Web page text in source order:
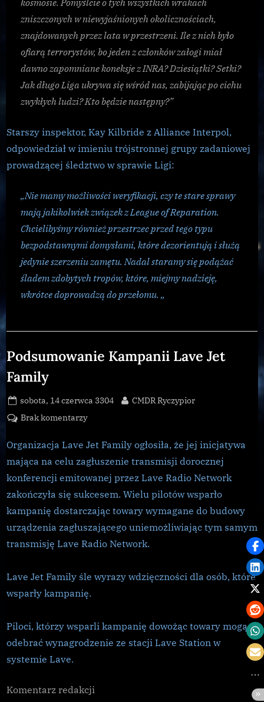
kosmosie. Pomyślcie o tych wszystkich wrakach
zniszczonych w niewyjaśnionych okolicznościach,
znajdowanych przez lata w przestrzeni. Ile z nich było
ofiarą terrorystów, bo jeden z członków załogi miał
dawno zapomniane koneksje z INRA? Dziesiątki? Setki?
Jak długo Liga ukrywa się wśród nas, zabijając po cichu
zwykłych ludzi? Kto będzie następny?”
Starszy inspektor, Kay Kilbride z Alliance Interpol,
odpowiedział w imieniu trójstronnej grupy zadaniowej
prowadzącej śledztwo w sprawie Ligi:
„Nie mamy możliwości weryfikacji, czy te stare sprawy
mają jakikolwiek związek z League of Reparation.
Chcielibyśmy również przestrzec przed tego typu
bezpodstawnymi domysłami, które dezorientują i służą
jedynie szerzeniu zamętu. Nadal staramy się podążać
śladem zdobytych tropów, które, miejmy nadzieję,
wkrótce doprowadzą do przełomu. „
Podsumowanie Kampanii Lave Jet
Family
Posted
on
sobota, 14 czerwca 3304 By
CMDR Ryczypior
Brak komentarzydo
Kampanii
Lave
Family
Organizacja Lave Jet Family ogłosiła, że jej inicjatywa
mająca na celu zagłuszenie transmisji dorocznej
konferencji emitowanej przez Lave Radio Network
zakończyła się sukcesem. Wielu pilotów wsparło
kampanię dostarczając towary wymagane do budowy
urządzenia zagłuszającego uniemożliwiając tym samym
transmisję Lave Radio Network.
Lave Jet Family śle wyrazy wdzięczności dla osób, które
wsparły kampanię.
Piloci, którzy wsparli kampanię dowożąc towary mogą
odebrać wynagrodzenie ze stacji Lave Station w
systemie Lave.
Komentarz redakcji